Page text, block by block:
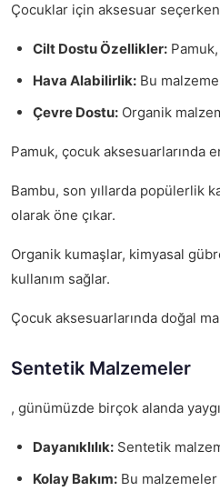
Çocuklar için aksesuar
Cilt Dostu Özellikler:
Hava Alabilirlik: Bu
Çevre Dostu: Organik
Pamuk, çocuk aksesuarlarında
Bambu, son yıllarda popülerlik
olarak öne çıkar.
Organik kumaşlar, kimyasal
kullanım sağlar.
Çocuk aksesuarlarında doğal
Sentetik Malzemeler
, günümüzde birçok alanda
Dayanıklılık: Sentetik
Kolay Bakım: Bu